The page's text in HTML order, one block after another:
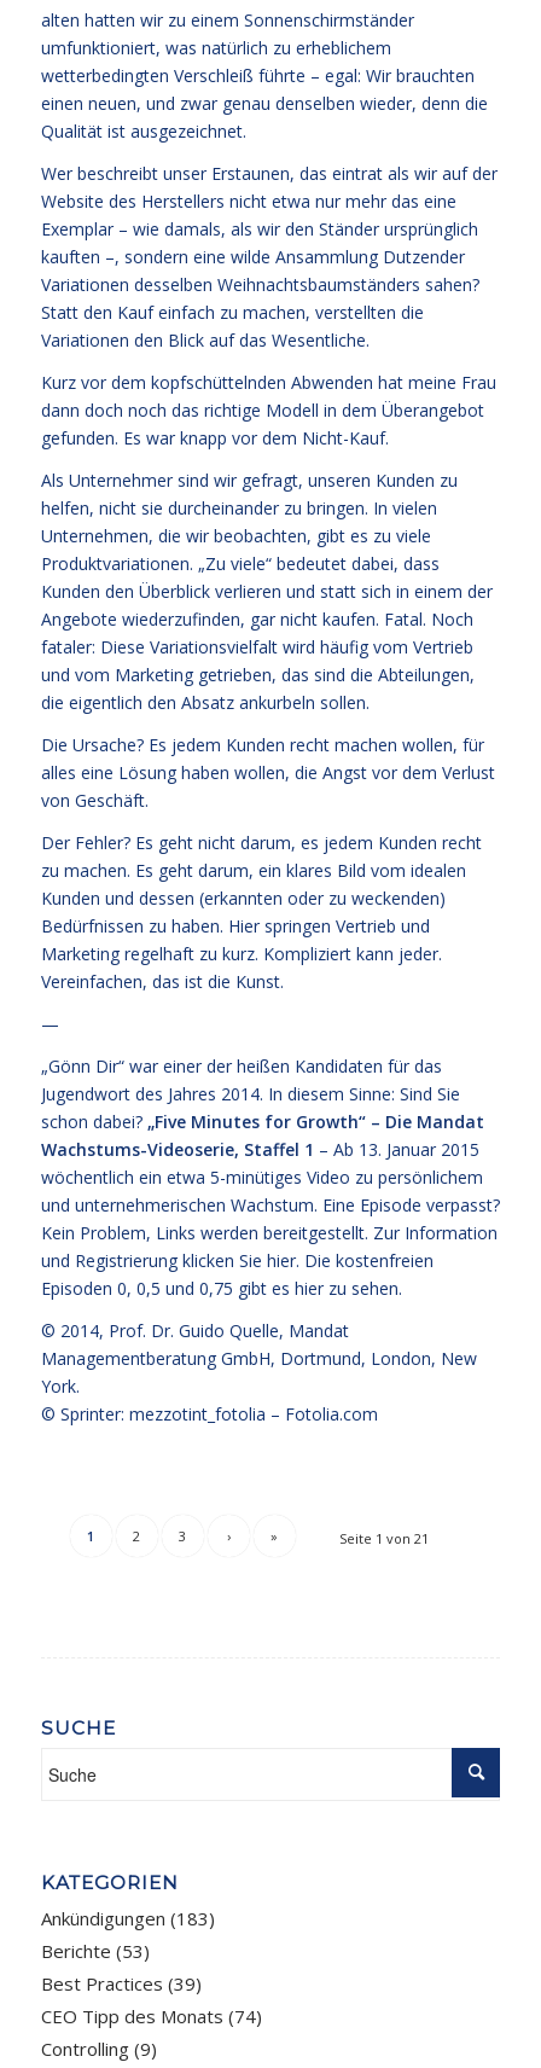
alten hatten wir zu einem Sonnenschirmständer
umfunktioniert, was natürlich zu erheblichem
wetterbedingten Verschleiß führte – egal: Wir brauchten
einen neuen, und zwar genau denselben wieder, denn die
Qualität ist ausgezeichnet.
Wer beschreibt unser Erstaunen, das eintrat als wir auf der
Website des Herstellers nicht etwa nur mehr das eine
Exemplar – wie damals, als wir den Ständer ursprünglich
kauften –, sondern eine wilde Ansammlung Dutzender
Variationen desselben Weihnachtsbaumständers sahen?
Statt den Kauf einfach zu machen, verstellten die
Variationen den Blick auf das Wesentliche.
Kurz vor dem kopfschüttelnden Abwenden hat meine Frau
dann doch noch das richtige Modell in dem Überangebot
gefunden. Es war knapp vor dem Nicht-Kauf.
Als Unternehmer sind wir gefragt, unseren Kunden zu
helfen, nicht sie durcheinander zu bringen. In vielen
Unternehmen, die wir beobachten, gibt es zu viele
Produktvariationen. „Zu viele“ bedeutet dabei, dass
Kunden den Überblick verlieren und statt sich in einem der
Angebote wiederzufinden, gar nicht kaufen. Fatal. Noch
fataler: Diese Variationsvielfalt wird häufig vom Vertrieb
und vom Marketing getrieben, das sind die Abteilungen,
die eigentlich den Absatz ankurbeln sollen.
Die Ursache? Es jedem Kunden recht machen wollen, für
alles eine Lösung haben wollen, die Angst vor dem Verlust
von Geschäft.
Der Fehler? Es geht nicht darum, es jedem Kunden recht
zu machen. Es geht darum, ein klares Bild vom idealen
Kunden und dessen (erkannten oder zu weckenden)
Bedürfnissen zu haben. Hier springen Vertrieb und
Marketing regelhaft zu kurz. Kompliziert kann jeder.
Vereinfachen, das ist die Kunst.
—
„Gönn Dir“ war einer der heißen Kandidaten für das
Jugendwort des Jahres 2014. In diesem Sinne: Sind Sie
schon dabei? „Five Minutes for Growth“ – Die Mandat
Wachstums-Videoserie, Staffel 1 – Ab 13. Januar 2015
wöchentlich ein etwa 5-minütiges Video zu persönlichem
und unternehmerischen Wachstum. Eine Episode verpasst?
Kein Problem, Links werden bereitgestellt. Zur Information
und Registrierung klicken Sie hier. Die kostenfreien
Episoden 0, 0,5 und 0,75 gibt es hier zu sehen.
© 2014, Prof. Dr. Guido Quelle, Mandat
Managementberatung GmbH, Dortmund, London, New
York.
© Sprinter: mezzotint_fotolia – Fotolia.com
Seite 1 von 21
1 2 3 › »
SUCHE
KATEGORIEN
Ankündigungen (183)
Berichte (53)
Best Practices (39)
CEO Tipp des Monats (74)
Controlling(9)